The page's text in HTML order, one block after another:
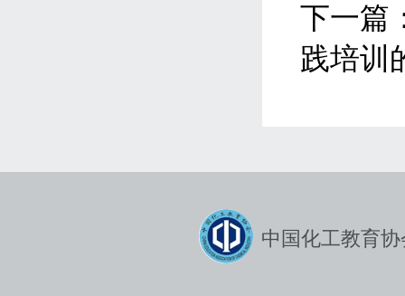
下一篇
践培训
中国化工教育